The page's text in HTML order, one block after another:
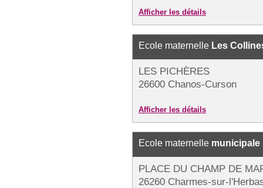
Afficher les détails
Ecole maternelle Les
LES PICHÈRES
26600 Chanos-Curson
Afficher les détails
Ecole maternelle municipale
PLACE DU CHAMP DE
26260 Charmes-sur-